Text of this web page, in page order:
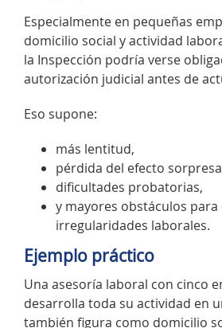
Especialmente en pequeñas
domicilio social y actividad
la Inspección podría verse
autorización judicial antes de
Eso supone:
más lentitud,
pérdida del efecto
dificultades probatorias,
y mayores obstáculos
irregularidades laborales.
Ejemplo práctico
Una asesoría laboral con cinco
desarrolla toda su actividad en
también figura como domicilio